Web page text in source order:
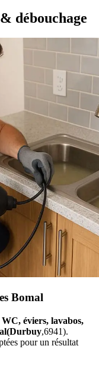
débouchage
Bomal
éviers, lavabos,
,6941).
pour un résultat